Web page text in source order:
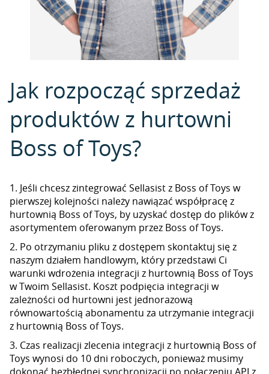
Jak rozpocząć sprzedaż
produktów z hurtowni
Boss of Toys?
1. Jeśli chcesz zintegrować Sellasist z Boss of Toys w
pierwszej kolejności należy nawiązać współpracę z
hurtownią Boss of Toys, by uzyskać dostęp do plików z
asortymentem oferowanym przez Boss of Toys.
2. Po otrzymaniu pliku z dostępem skontaktuj się z
naszym działem handlowym, który przedstawi Ci
warunki wdrożenia integracji z hurtownią Boss of Toys
w Twoim Sellasist. Koszt podpięcia integracji w
zależności od hurtowni jest jednorazową
równowartością abonamentu za utrzymanie integracji
z hurtownią Boss of Toys.
3. Czas realizacji zlecenia integracji z hurtownią Boss of
Toys wynosi do 10 dni roboczych, ponieważ musimy